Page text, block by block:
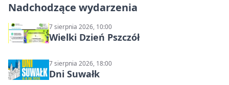
Nadchodzące wydarzenia
7 sierpnia 2026, 10:00
Wielki Dzień Pszczół
7 sierpnia 2026, 18:00
Dni Suwałk